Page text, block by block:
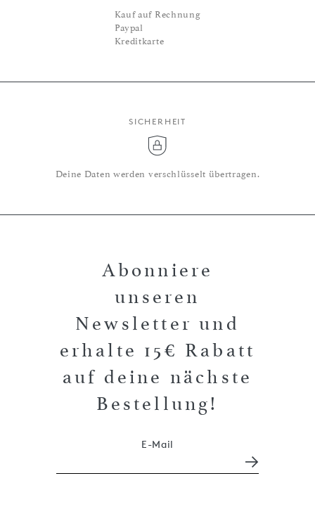
Kauf auf Rechnung
Paypal
Kreditkarte
SICHERHEIT
Deine Daten werden verschlüsselt übertragen.
Abonniere
unseren
Newsletter und
erhalte 15€ Rabatt
auf deine nächste
Bestellung!
E-Mail